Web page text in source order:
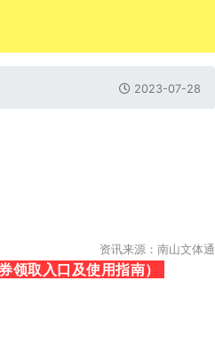
2023-07-28
资讯来源：南山文体通
领取入口及使用指南）